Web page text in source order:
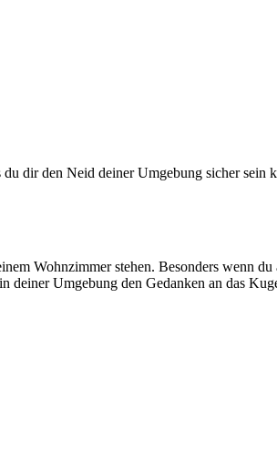
dir den Neid deiner Umgebung sicher sein
Wohnzimmer stehen. Besonders wenn
deiner Umgebung den Gedanken an das